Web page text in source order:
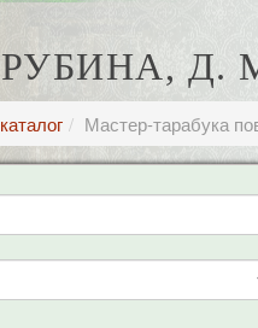
РУБИНА, Д.
Мастер-тарабука